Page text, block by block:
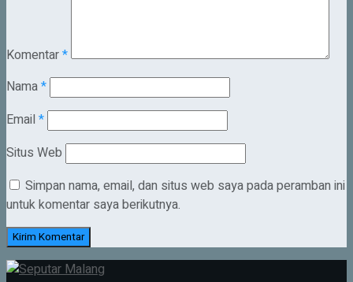
Komentar*
Nama*
Email *
Situs Web
Simpan nama, email, dan situs web saya pada peramban ini
untuk komentar saya berikutnya.